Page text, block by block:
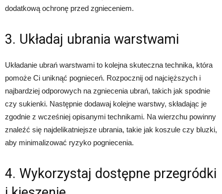
dodatkową ochronę przed zgnieceniem.
3. Układaj ubrania warstwami
Układanie ubrań warstwami to kolejna skuteczna technika, która
pomoże Ci uniknąć pognieceń. Rozpocznij od najcięższych i
najbardziej odporowych na zgniecenia ubrań, takich jak spodnie
czy sukienki. Następnie dodawaj kolejne warstwy, składając je
zgodnie z wcześniej opisanymi technikami. Na wierzchu powinny
znaleźć się najdelikatniejsze ubrania, takie jak koszule czy bluzki,
aby minimalizować ryzyko pogniecenia.
4. Wykorzystaj dostępne przegródki